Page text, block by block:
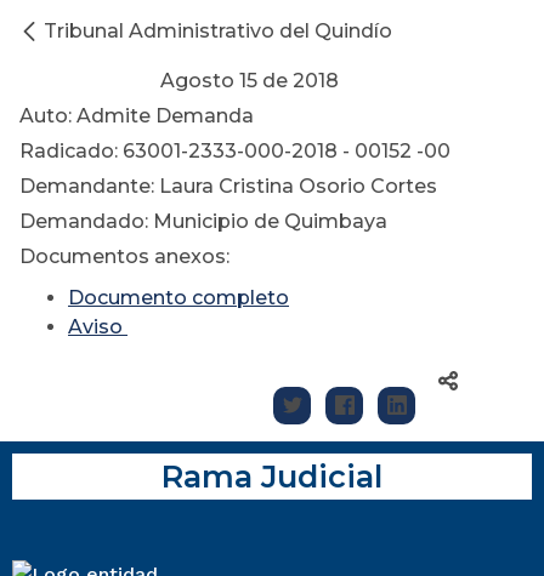
Tribunal Administrativo del Quindío
Agosto 15 de 2018
Auto: Admite Demanda
Radicado: 63001-2333-000-2018 - 00152 -00
Demandante: Laura Cristina Osorio Cortes
Demandado: Municipio de Quimbaya
Documentos anexos:
Documento completo
Aviso
Rama Judicial